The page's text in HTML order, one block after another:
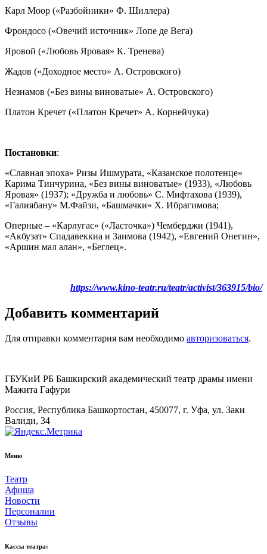
Карл Моор («Разбойники» Ф. Шиллера)
Фрондосо («Овечий источник» Лопе де Вега)
Яровой («Любовь Яровая» К. Тренева)
Жадов («Доходное место» А. Островского)
Незнамов («Без вины виноватые» А. Островского)
Платон Кречет («Платон Кречет» А. Корнейчука)
Постановки:
«Славная эпоха» Ризы Ишмурата, «Казанское полотенце»
Карима Тинчурина, «Без вины виноватые» (1933), «Любовь
Яровая» (1937); «Дружба и любовь» С. Мифтахова (1939),
«Галиябану» М.Файзи, «Башмачки» Х. Ибрагимова;
Оперные – «Карлугас» («Ласточка») Чемберджи (1941),
«Акбузат» Спадавеккиа и Заимова (1942), «Евгений Онегин»,
«Аршин мал алан», «Беглец».
https://www.kino-teatr.ru/teatr/activist/363915/bio/
Добавить комментарий
Для отправки комментария вам необходимо авторизоваться.
ГБУКиИ РБ Башкирский академический театр драмы имени
Мажита Гафури
Россия, Республика Башкортостан, 450077, г. Уфа, ул. Заки
Валиди, 34
Меню
Театр
Афиша
Новости
Персоналии
Отзывы
Кассы театра: